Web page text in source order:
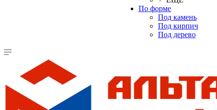
По форме
Под камень
Под кирпич
Под дерево